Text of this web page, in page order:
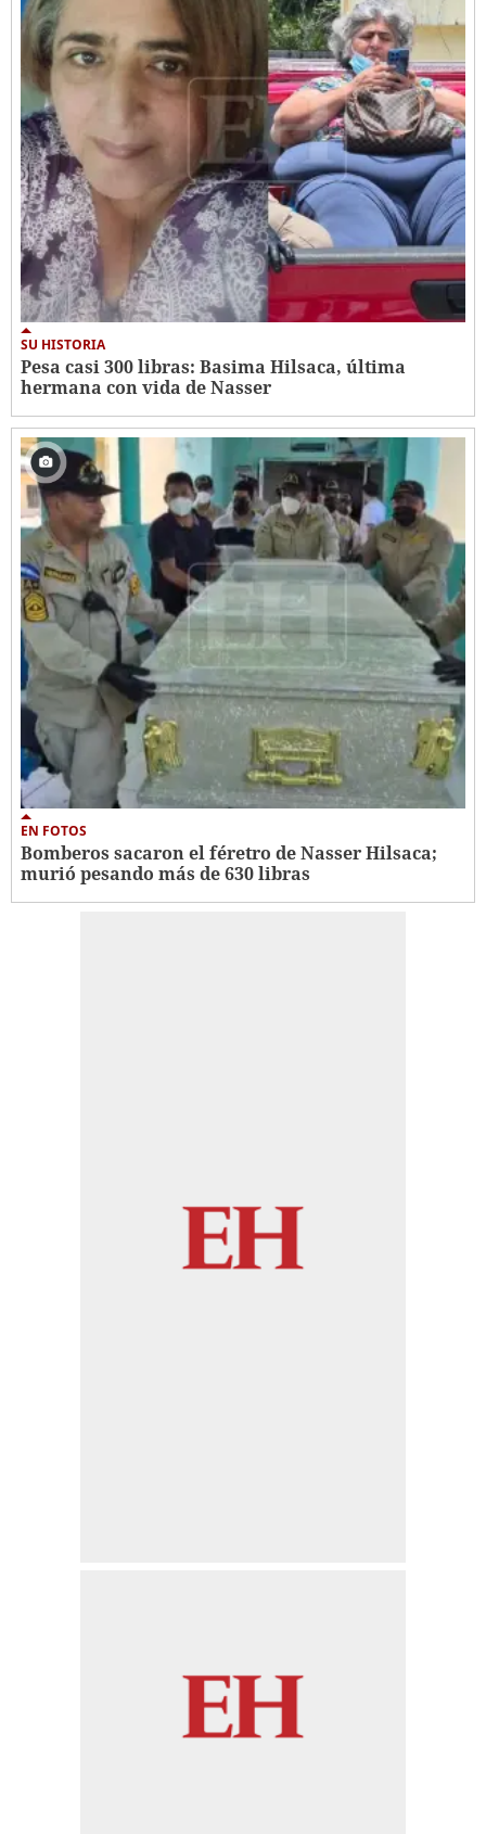
SU HISTORIA
Pesa casi 300 libras: Basima Hilsaca, última
hermana con vida de Nasser
EN FOTOS
Bomberos sacaron el féretro de Nasser Hilsaca;
murió pesando más de 630 libras